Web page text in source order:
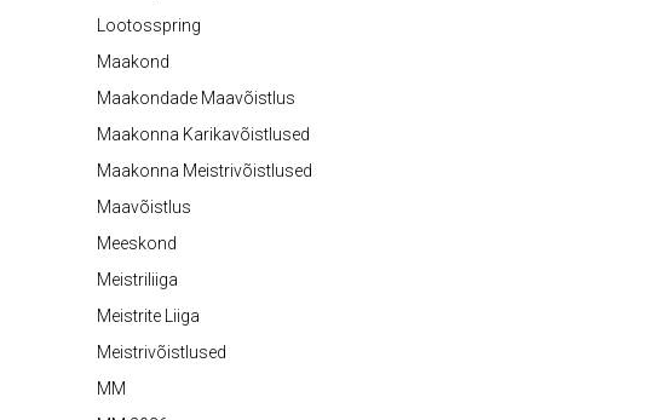
Lootosspring
Maakond
Maakondade Maavõistlus
Maakonna Karikavõistlused
Maakonna Meistrivõistlused
Maavõistlus
Meeskond
Meistriliiga
Meistrite Liiga
Meistrivõistlused
MM